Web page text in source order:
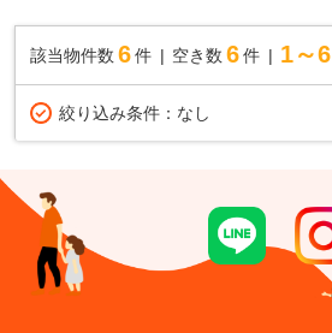
該当物件数 6件 空き数 6 件 1～6
絞り込み条件： なし